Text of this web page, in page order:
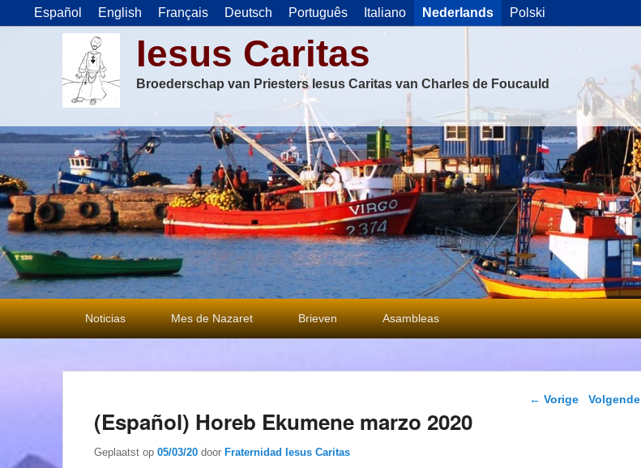
Español English Français Deutsch Português Italiano Nederlands Polski
Iesus Caritas
Broederschap van Priesters Iesus Caritas van Charles de Foucauld
Primair
menu
Noticias Mes de Nazaret Brieven Asambleas
Berichtnavigatie
← Vorige Volgende
(Español) Horeb Ekumene marzo 2020
Geplaatst op 05/03/20 door Fraternidad Iesus Caritas